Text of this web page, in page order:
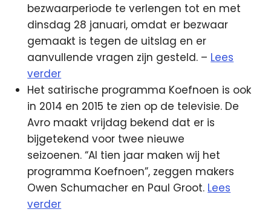
bezwaarperiode te verlengen tot en met
dinsdag 28 januari, omdat er bezwaar
gemaakt is tegen de uitslag en er
aanvullende vragen zijn gesteld. – Lees
verder
Het satirische programma Koefnoen is ook
in 2014 en 2015 te zien op de televisie. De
Avro maakt vrijdag bekend dat er is
bijgetekend voor twee nieuwe
seizoenen. “Al tien jaar maken wij het
programma Koefnoen”, zeggen makers
Owen Schumacher en Paul Groot. Lees
verder